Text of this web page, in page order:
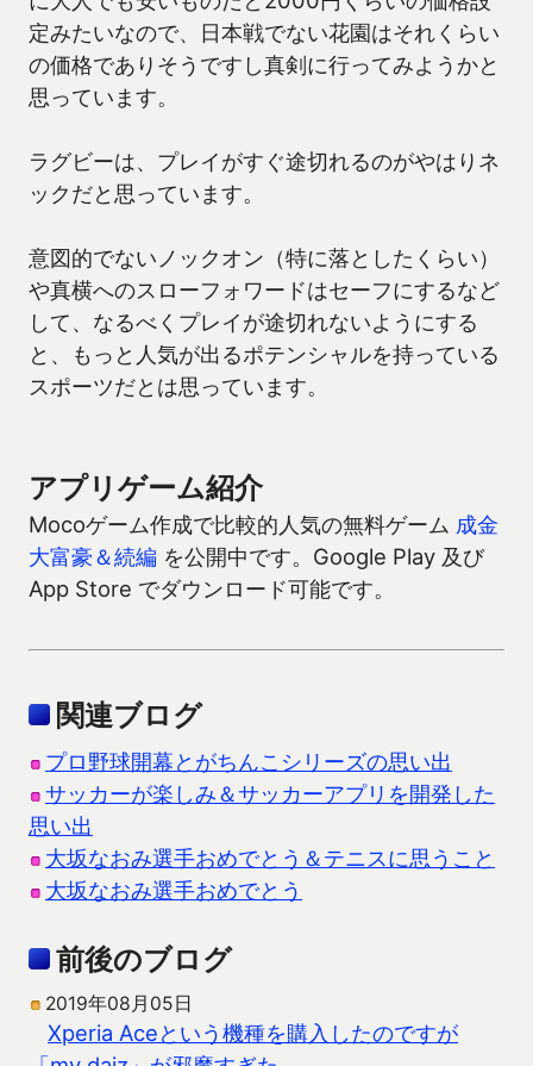
定みたいなので、日本戦でない花園はそれくらい
の価格でありそうですし真剣に行ってみようかと
思っています。
ラグビーは、プレイがすぐ途切れるのがやはりネ
ックだと思っています。
意図的でないノックオン（特に落としたくらい）
や真横へのスローフォワードはセーフにするなど
して、なるべくプレイが途切れないようにする
と、もっと人気が出るポテンシャルを持っている
スポーツだとは思っています。
アプリゲーム紹介
Mocoゲーム作成で比較的人気の無料ゲーム 成金
大富豪＆続編 を公開中です。Google Play 及び
App Store でダウンロード可能です。
関連ブログ
プロ野球開幕とがちんこシリーズの思い出
サッカーが楽しみ＆サッカーアプリを開発した
思い出
大坂なおみ選手おめでとう＆テニスに思うこと
大坂なおみ選手おめでとう
前後のブログ
2019年08月05日
Xperia Aceという機種を購入したのですが